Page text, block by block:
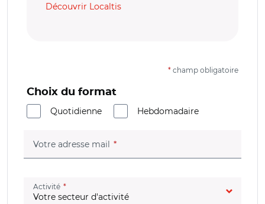
Découvrir Localtis
* champ obligatoire
Choix du format
Quotidienne
Hebdomadaire
Votre adresse mail (champ obligatoire)
Activité (champ obligatoire)